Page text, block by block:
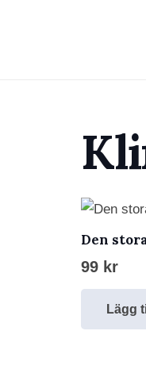
Den
99 kr
Lägg